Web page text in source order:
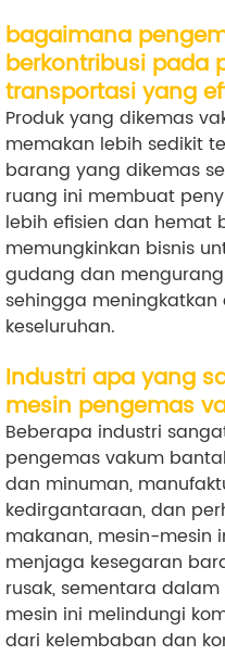
bagaimana
berkontribusi pada
transportasi yang
Produk yang dikemas
memakan lebih sedikit
barang yang dikemas
ruang ini membuat
lebih efisien dan hemat
memungkinkan bisnis
gudang dan
sehingga
keseluruhan.
Industri apa yang
mesin pengemas
Beberapa industri
pengemas vakum
dan minuman,
kedirgantaraan, dan
makanan, mesin-mesin
menjaga kesegaran
rusak, sementara
mesin ini melindungi
dari kelembaban dan